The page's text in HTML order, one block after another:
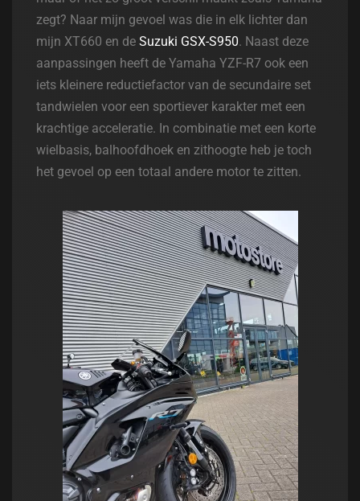
zegt? Naar mijn gevoel was die in elk lichter dan
mijn XT660 en de Suzuki GSX-S950. Naast deze
aanpassingen heeft de Yamaha YZF-R7 ook een
iets kleinere reductiefactor van de secundaire set
tandwielen voor een sportiever karakter met een
krachtige acceleratie. In combinatie met een korte
wielbasis, balhoofdhoek en zithoogte heb je toch
het gevoel op een totaal andere motor te zitten.